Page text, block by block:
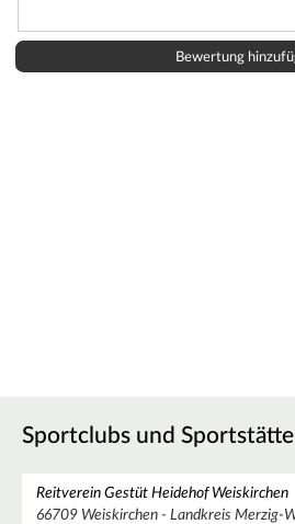
Sportclubs und
Reitverein Gestüt Heidehof Weiskirchen
66709 Weiskirchen - Landkreis Merzig-